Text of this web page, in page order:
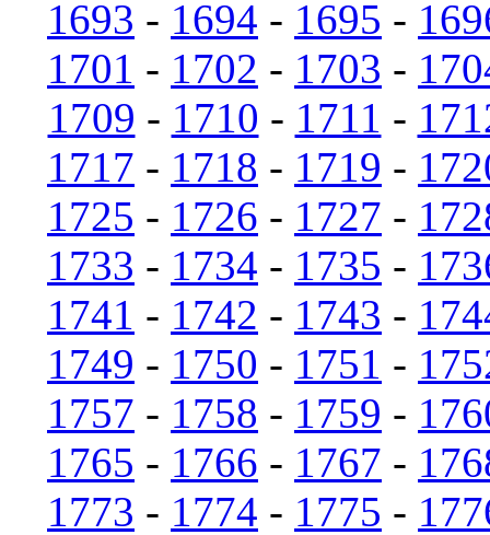
1693 - 1694 - 1695 -
1701 - 1702 - 1703 -
1709 - 1710 - 1711 -
1717 - 1718 - 1719 -
1725 - 1726 - 1727 -
1733 - 1734 - 1735 -
1741 - 1742 - 1743 -
1749 - 1750 - 1751 -
1757 - 1758 - 1759 -
1765 - 1766 - 1767 -
1773 - 1774 - 1775 -